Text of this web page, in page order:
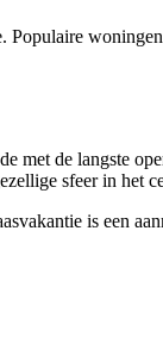
Populaire
met de langste
sfeer in het
is een